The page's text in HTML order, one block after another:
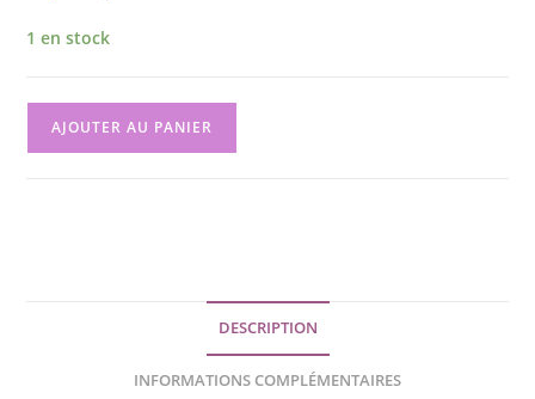
1 en stock
AJOUTER AU PANIER
DESCRIPTION
INFORMATIONS COMPLÉMENTAIRES